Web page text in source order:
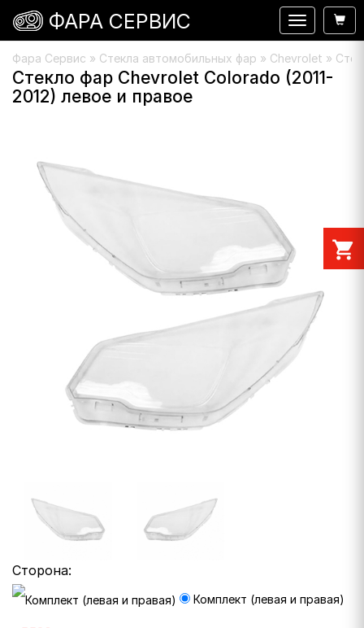
Фара Сервис » Стекла автомобильных фар » Chevrolet »
Стекло фар Chevrolet Colorado (2011-
2012) левое и правое
Сторона:
Комплект (левая и правая)
Навигация
ФАРА СЕРВИС
shopping_cart